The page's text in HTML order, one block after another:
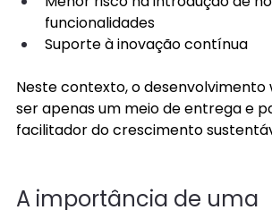
funcionalidades
Suporte à inovação contínua
Neste contexto, o desenvolvimento
ser apenas um meio de entrega e
facilitador do crescimento
A importância de uma